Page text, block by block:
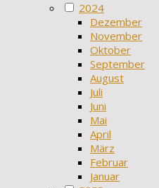
2024
Dezember
November
Oktober
September
August
Juli
Juni
Mai
April
März
Februar
Januar